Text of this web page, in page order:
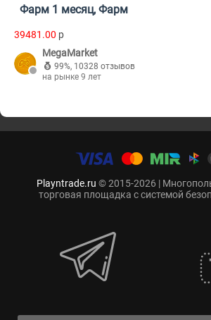
Фарм 1 месяц, Фарм
39481.00 p
MegaMarket
99%, 10328 отзывов
на рынке 9 лет
Playntrade.ru © 2015-2026 |
торговая площадка с системой